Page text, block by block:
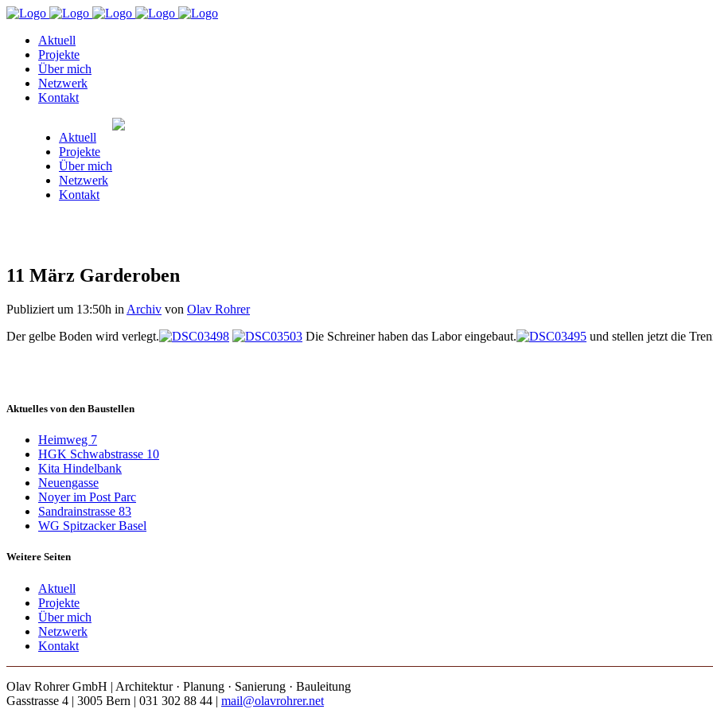
Aktuell
Projekte
Über mich
Netzwerk
Kontakt
Aktuell
Projekte
Über mich
Netzwerk
Kontakt
11 März Garderoben
Publiziert um 13:50h in Archiv von Olav Rohrer
Der gelbe Boden wird verlegt.
Die Schreiner haben das Labor eingebaut. und stellen jetzt die
Aktuelles von den Baustellen
Heimweg 7
HGK Schwabstrasse 10
Kita Hindelbank
Neuengasse
Noyer im Post Parc
Sandrainstrasse 83
WG Spitzacker Basel
Weitere Seiten
Aktuell
Projekte
Über mich
Netzwerk
Kontakt
Olav Rohrer GmbH | Architektur · Planung · Sanierung · Bauleitung
Gasstrasse 4 | 3005 Bern | 031 302 88 44 | mail@olavrohrer.net